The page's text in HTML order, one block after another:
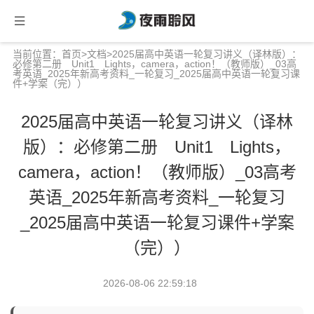
当前位置： 首页>文档>2025届高中英语一轮复习讲义（译林版）：
必修第二册 Unit1 Lights，camera，action！（教师版）_03高
考英语_2025年新高考资料_一轮复习_2025届高中英语一轮复习课
件+学案（完））
2025届高中英语一轮复习讲义（译林
版）：必修第二册 Unit1 Lights，
camera，action！（教师版）_03高考
英语_2025年新高考资料_一轮复习
_2025届高中英语一轮复习课件+学案
（完））
2026-08-06 22:59:18